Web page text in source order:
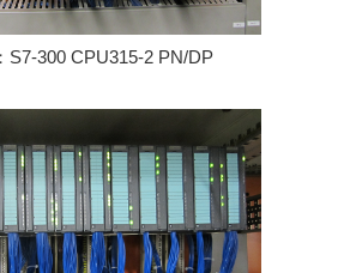
S7-300 CPU315-2 PN/DP